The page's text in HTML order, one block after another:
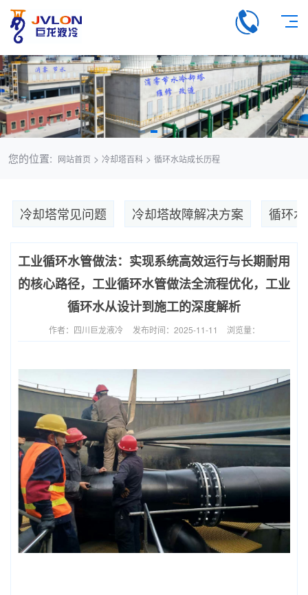
您的位置: 网站首页 > 冷却塔百科> 循环水站成长历程
冷却塔常见问题 冷却塔故障解决方案 循环
工业循环水管做法：实现系统高效运行与长期耐用
的核心路径，工业循环水管做法全流程优化，工业
循环水从设计到施工的深度解析
作者：四川巨龙液冷 发布时间：2025-11-11 浏览量：